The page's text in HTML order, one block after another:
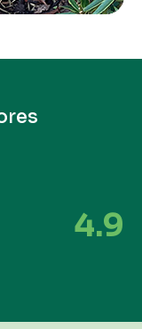
4.9